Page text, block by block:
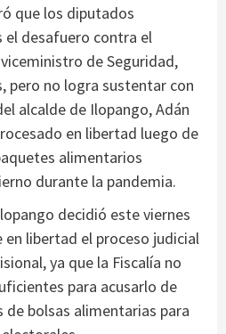
que los diputados
el desafuero contra el
de Seguridad,
pero no logra sustentar con
alcalde de Ilopango, Adán
en libertad luego de
alimentarios
durante la pandemia.
decidió este viernes
libertad el proceso judicial
ya que la Fiscalía no
para acusarlo de
bolsas alimentarias para